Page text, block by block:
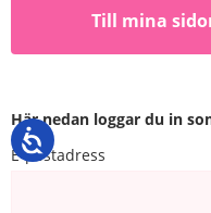
Till mina
Här nedan loggar du in
E-postadress